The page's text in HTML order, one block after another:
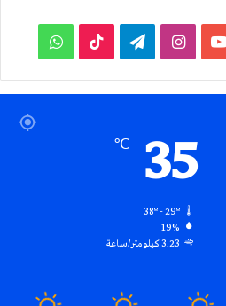
‫YouTubeانستقرامتيلقرام ‫TikTokواتساب
35
℃
19%
3.23 كيلومتر/ساعة